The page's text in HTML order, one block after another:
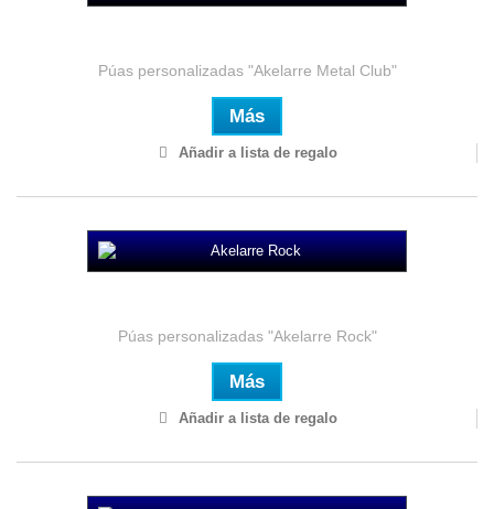
Púas personalizadas "Akelarre Metal Club"
Más
Añadir a lista de regalo
Púas personalizadas "Akelarre Rock"
Más
Añadir a lista de regalo